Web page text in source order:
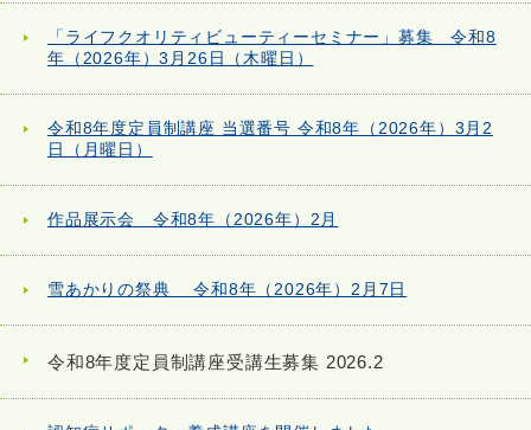
「ライフクオリティビューティーセミナー」募集 令和8
年（2026年）3月26日（木曜日）
令和8年度定員制講座 当選番号 令和8年（2026年）3月2
日（月曜日）
作品展示会 令和8年（2026年）2月
雪あかりの祭典 令和8年（2026年）2月7日
令和8年度定員制講座受講生募集 2026.2